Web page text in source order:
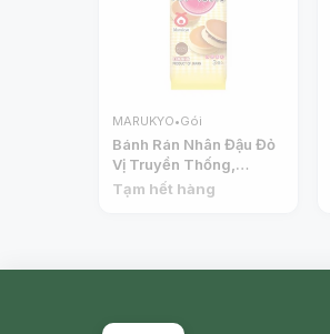
MARUKYO•Gói
Bánh Rán Nhân Đậu Đỏ
Vị Truyền Thống,
Pancake Dorayaki,
Tạm hết hàng